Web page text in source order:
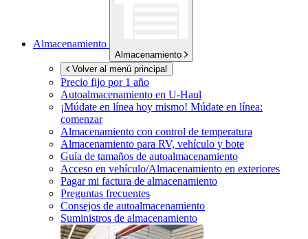
Almacenamiento
Almacenamiento
Volver al menú principal
Precio fijo por 1 año
Autoalmacenamiento en U-Haul
¡Múdate en línea hoy mismo! Múdate en línea:
comenzar
Almacenamiento con control de temperatura
Almacenamiento para RV, vehículo y bote
Guía de tamaños de autoalmacenamiento
Acceso en vehículo/Almacenamiento en exteriores
Pagar mi factura de almacenamiento
Preguntas frecuentes
Consejos de autoalmacenamiento
Suministros de almacenamiento